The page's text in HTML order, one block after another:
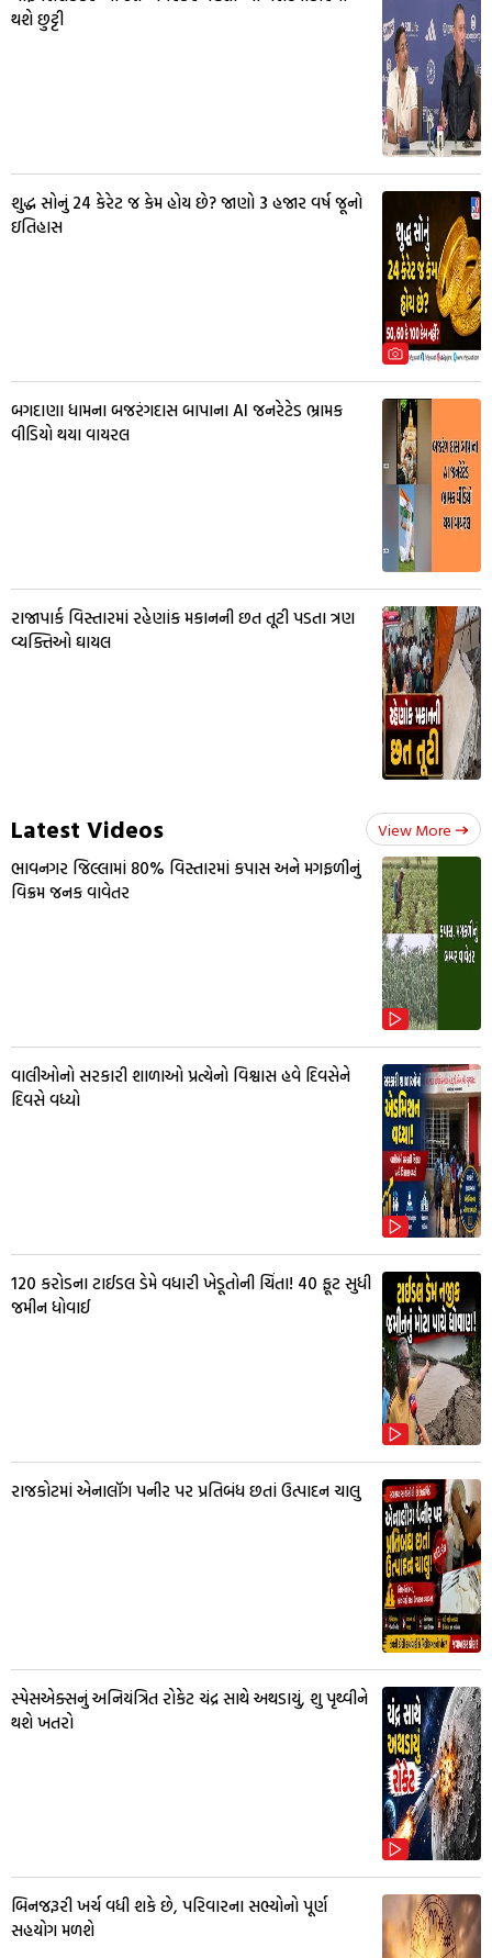
થશે છુટ્ટી
શુદ્ધ સોનું 24 કેરેટ જ કેમ હોય છે? જાણો 3 હજાર વર્ષ જૂનો
ઇતિહાસ
બગદાણા ધામના બજરંગદાસ બાપાના AI જનરેટેડ ભ્રામક
વીડિયો થયા વાયરલ
રાજાપાર્ક વિસ્તારમાં રહેણાંક મકાનની છત તૂટી પડતા ત્રણ
વ્યક્તિઓ ઘાયલ
Latest Videos View More
ભાવનગર જિલ્લામાં 80% વિસ્તારમાં કપાસ અને મગફળીનું
વિક્રમ જનક વાવેતર
વાલીઓનો સરકારી શાળાઓ પ્રત્યેનો વિશ્વાસ હવે દિવસેને
દિવસે વધ્યો
₹120 કરોડના ટાઈડલ ડેમે વધારી ખેડૂતોની ચિંતા! 40 ફૂટ સુધી
જમીન ધોવાઈ
રાજકોટમાં એનાલૉગ પનીર પર પ્રતિબંધ છતાં ઉત્પાદન ચાલુ
સ્પેસએક્સનું અનિયંત્રિત રોકેટ ચંદ્ર સાથે અથડાયું, શુ પૃથ્વીને
થશે ખતરો
બિનજરૂરી ખર્ચ વધી શકે છે, પરિવારના સભ્યોનો પૂર્ણ
સહયોગ મળશે